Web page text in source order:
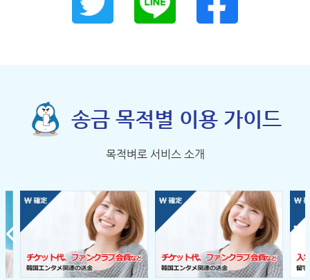
송금 목적별 이용 가이드
목적벼로 서비스 소개